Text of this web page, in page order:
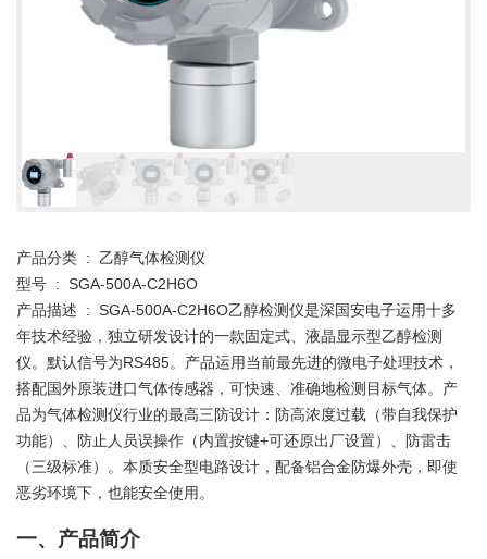
产品分类 : 乙醇气体检测仪
型号 : SGA-500A-C2H6O
产品描述 : SGA-500A-C2H6O乙醇检测仪是深国安电子运用十多
年技术经验，独立研发设计的一款固定式、液晶显示型乙醇检测
仪。默认信号为RS485。产品运用当前最先进的微电子处理技术，
搭配国外原装进口气体传感器，可快速、准确地检测目标气体。产
品为气体检测仪行业的最高三防设计：防高浓度过载（带自我保护
功能）、防止人员误操作（内置按键+可还原出厂设置）、防雷击
（三级标准）。本质安全型电路设计，配备铝合金防爆外壳，即使
恶劣环境下，也能安全使用。
一、产品简介